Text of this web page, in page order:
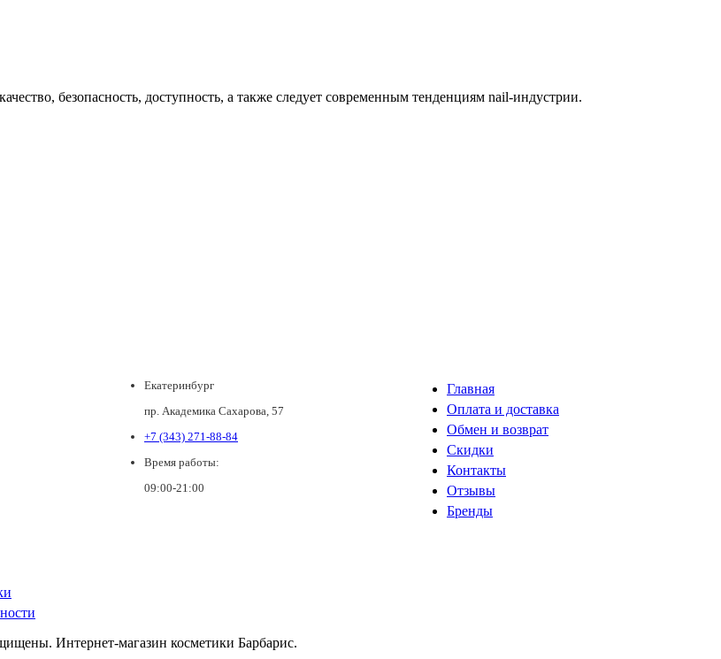
безопасность, доступность, а также следует современным тенденциям nail-индустрии.
Екатеринбург
пр. Академика Сахарова, 57
+7 (343) 271-88-84
Время работы:
09:00-21:00
Главная
Оплата и доставка
Обмен и возврат
Скидки
Контакты
Отзывы
Бренды
Интернет-магазин косметики Барбарис.